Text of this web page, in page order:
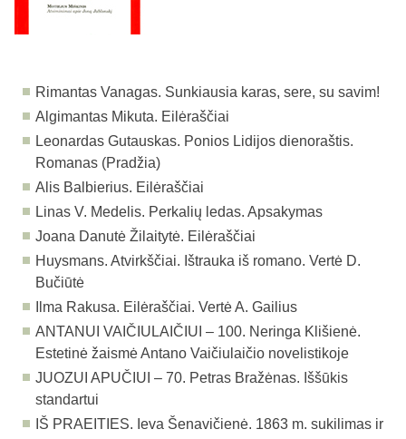
Rimantas Vanagas. Sunkiausia karas, sere, su savim!
Algimantas Mikuta. Eilėraščiai
Leonardas Gutauskas. Ponios Lidijos dienoraštis.
Romanas (Pradžia)
Alis Balbierius. Eilėraščiai
Linas V. Medelis. Perkalių ledas. Apsakymas
Joana Danutė Žilaitytė. Eilėraščiai
Huysmans. Atvirkščiai. Ištrauka iš romano. Vertė D.
Bučiūtė
Ilma Rakusa. Eilėraščiai. Vertė A. Gailius
ANTANUI VAIČIULAIČIUI – 100. Neringa Klišienė.
Estetinė žaismė Antano Vaičiulaičio novelistikoje
JUOZUI APUČIUI – 70. Petras Bražėnas. Iššūkis
standartui
IŠ PRAEITIES. Ieva Šenavičienė. 1863 m. sukilimas ir